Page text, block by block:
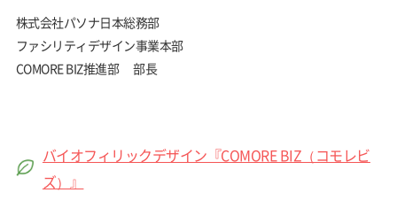
株式会社パソナ日本総務部
ファシリティデザイン事業本部
COMORE BIZ推進部 部長
バイオフィリックデザイン『COMORE BIZ（コモレビ
ズ）』